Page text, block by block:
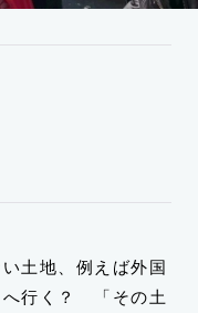
土地、例えば外国
行く？ 「その土